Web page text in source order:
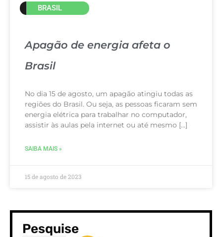
BRASIL
Apagão de energia afeta o
Brasil
No dia 15 de agosto, um apagão atingiu todas as
regiões do Brasil. Ou seja, as pessoas ficaram sem
energia elétrica para trabalhar no computador,
assistir às aulas pela internet ou até mesmo […]
SAIBA MAIS »
15 de agosto de 2023
Pesquise